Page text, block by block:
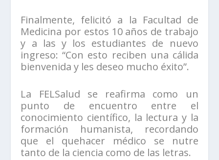
Finalmente, felicitó a la Facultad de
Medicina por estos 10 años de trabajo
y a las y los estudiantes de nuevo
ingreso: “Con esto reciben una cálida
bienvenida y les deseo mucho éxito”.
La FELSalud se reafirma como un
punto de encuentro entre el
conocimiento científico, la lectura y la
formación humanista, recordando
que el quehacer médico se nutre
tanto de la ciencia como de las letras.